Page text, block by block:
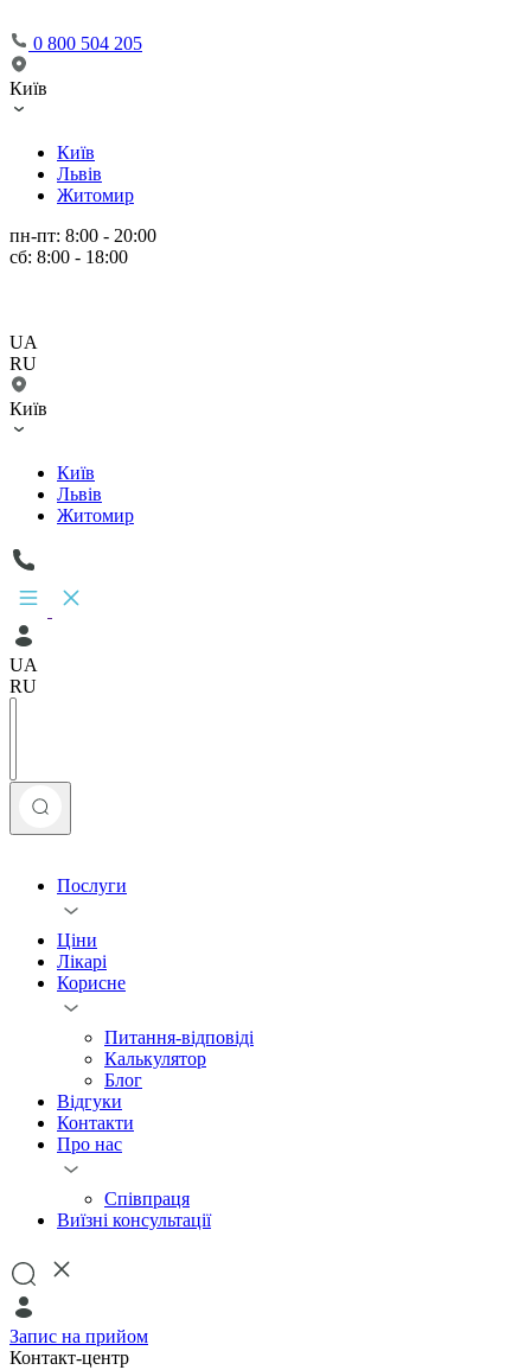
0 800 504 205
Київ
Київ
Львів
Житомир
пн-пт: 8:00 - 20:00
сб: 8:00 - 18:00
UA
RU
Київ
Київ
Львів
Житомир
UA
RU
Послуги
Ціни
Лікарі
Корисне
Питання-відповіді
Калькулятор
Блог
Відгуки
Контакти
Про нас
Співпраця
Виїзні консультації
Запис на прийом
Контакт-центр